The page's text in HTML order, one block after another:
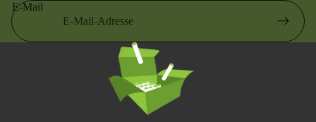
E-Mail